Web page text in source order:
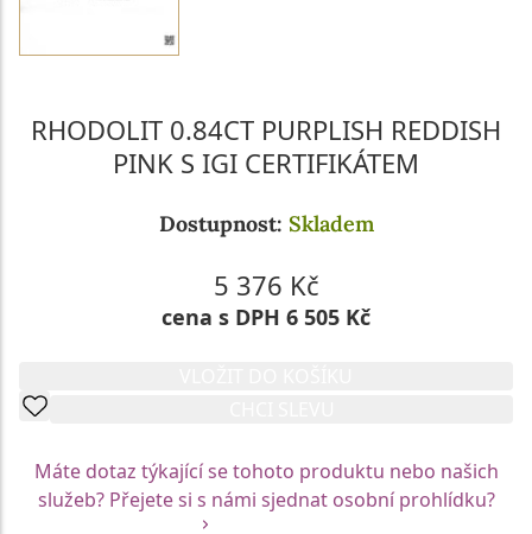
RHODOLIT 0.84CT PURPLISH REDDISH
PINK S IGI CERTIFIKÁTEM
Dostupnost: Skladem
5 376 Kč
cena s DPH 6 505 Kč
Máte dotaz týkající se tohoto produktu nebo našich
služeb? Přejete si s námi sjednat osobní prohlídku?